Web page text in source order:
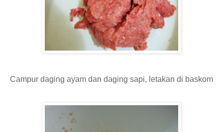
Campur daging ayam dan daging sapi, letakan di baskom